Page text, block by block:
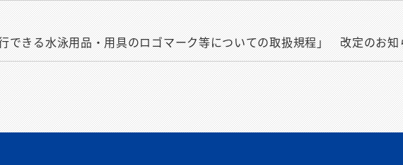
できる水泳用品・用具のロゴマーク等についての取扱規程」 改定のお知